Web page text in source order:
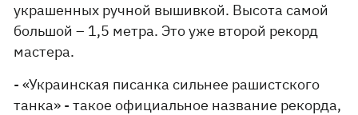
украшенных ручной вышивкой. Высота самой
большой – 1,5 метра. Это уже второй рекорд
мастера.
- «Украинская писанка сильнее рашистского
танка» - такое официальное название рекорда,